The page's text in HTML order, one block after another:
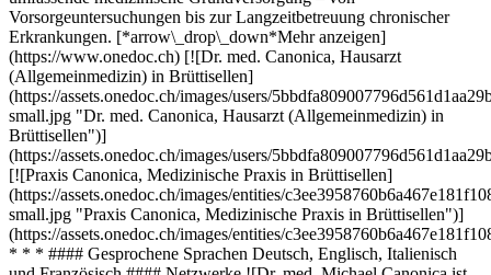
Vorsorgeuntersuchungen bis zur Langzeitbetreuung chronischer
Erkrankungen. [*arrow\_drop\_down*Mehr anzeigen]
(https://www.onedoc.ch) [![Dr. med. Canonica, Hausarzt
(Allgemeinmedizin) in Brüttisellen]
(https://assets.onedoc.ch/images/users/
small.jpg "Dr. med. Canonica, Hausarzt (Allgemeinmedizin) in
Brüttisellen")]
(https://assets.onedoc.ch/images/users/
[![Praxis Canonica, Medizinische Praxis in Brüttisellen]
(https://assets.onedoc.ch/images/entities/
small.jpg "Praxis Canonica, Medizinische Praxis in Brüttisellen")]
(https://assets.onedoc.ch/images/entities/
* * * #### Gesprochene Sprachen Deutsch, Englisch, Italienisch